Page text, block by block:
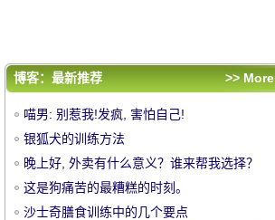
中
评论排行
这是狗痛苦的最糟糕的时刻。
沙士奇膳食训练中的几个要点
博客：最新推荐 >> More
喵男: 别惹我!发疯, 害怕自己!
银狐犬的训练方法
晚上好, 外卖有什么意义？谁来帮我选择？
这是狗痛苦的最糟糕的时刻。
沙士奇膳食训练中的几个要点